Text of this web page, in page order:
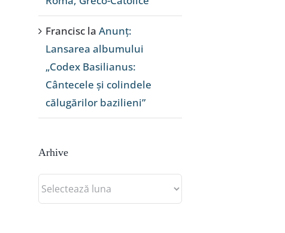
Francisc la Anunț:
Lansarea albumului
„Codex Basilianus:
Cântecele și colindele
călugărilor bazilieni”
Arhive
Arhive